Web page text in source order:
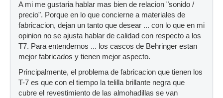
A mi me gustaria hablar mas bien de relacion "sonido /
precio". Porque en lo que concierne a materiales de
fabricacion, dejan un tanto que desear ... con lo que en mi
opinion no se ajusta hablar de calidad con respecto a los
T7. Para entendernos ... los cascos de Behringer estan
mejor fabricados y tienen mejor aspecto.
Principalmente, el problema de fabricacion que tienen los
T-7 es que con el tiempo la telilla brillante negra que
cubre el revestimiento de las almohadillas se van